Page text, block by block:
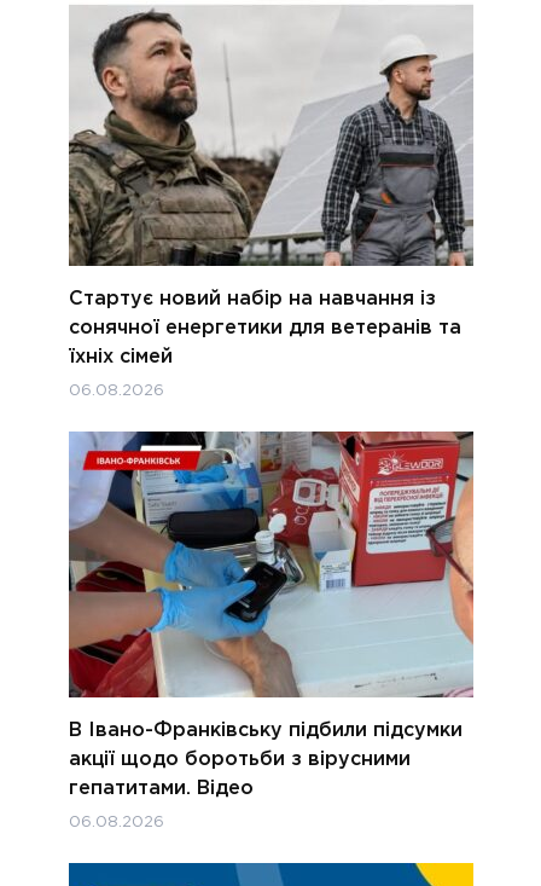
Стартує новий набір на навчання із
сонячної енергетики для ветеранів та
їхніх сімей
06.08.2026
В Івано-Франківську підбили підсумки
акції щодо боротьби з вірусними
гепатитами. Відео
06.08.2026